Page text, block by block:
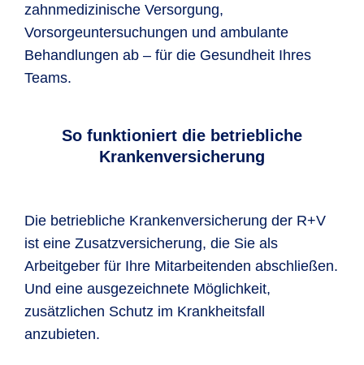
zahnmedizinische Versorgung,
Vorsorgeuntersuchungen und ambulante
Behandlungen ab – für die Gesundheit Ihres
Teams.
So funktioniert die betriebliche
Krankenversicherung
Die betriebliche Krankenversicherung der R+V
ist eine Zusatzversicherung, die Sie als
Arbeitgeber für Ihre Mitarbeitenden abschließen.
Und eine ausgezeichnete Möglichkeit,
zusätzlichen Schutz im Krankheitsfall
anzubieten.